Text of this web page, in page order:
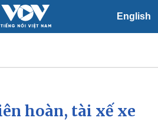
English
Xã hội
hoàn, tài xế xe